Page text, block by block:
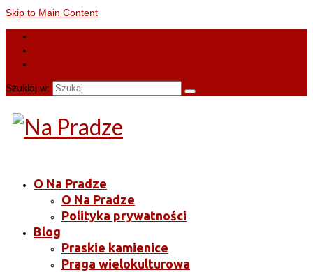
Skip to Main Content
Szuklaj w:
O Na Pradze
O Na Pradze
Polityka prywatności
Blog
Praskie kamienice
Praga wielokulturowa